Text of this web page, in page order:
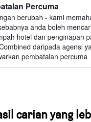
Percuma
berubah - kami
anda boleh
hotel dan penginapan
daripada agensi
pembatalan percuma
carian yang